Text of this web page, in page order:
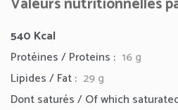
540 Kcal
Protéines / Proteins : 16 g
Lipides / Fat : 29g
Dont saturés / Of which